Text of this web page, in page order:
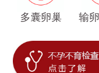
多囊卵巢 输